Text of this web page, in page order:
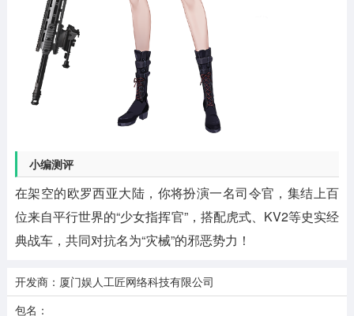
小编测评
在架空的欧罗西亚大陆，你将扮演一名司令官，集结上百
位来自平行世界的“少女指挥官”，搭配虎式、KV2等史实经
典战车，共同对抗名为“灾械”的邪恶势力！
开发商：厦门娱人工匠网络科技有限公司
包名：